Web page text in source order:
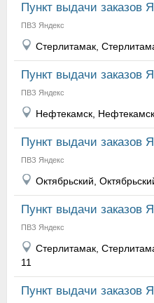
Пункт выдачи заказов
ПВЗ Яндекс
Стерлитамак,
Пункт выдачи заказов
ПВЗ Яндекс
Нефтекамск,
Пункт выдачи заказов
ПВЗ Яндекс
Октябрьский,
Пункт выдачи заказов
ПВЗ Яндекс
Стерлитамак,
11
Пункт выдачи заказов